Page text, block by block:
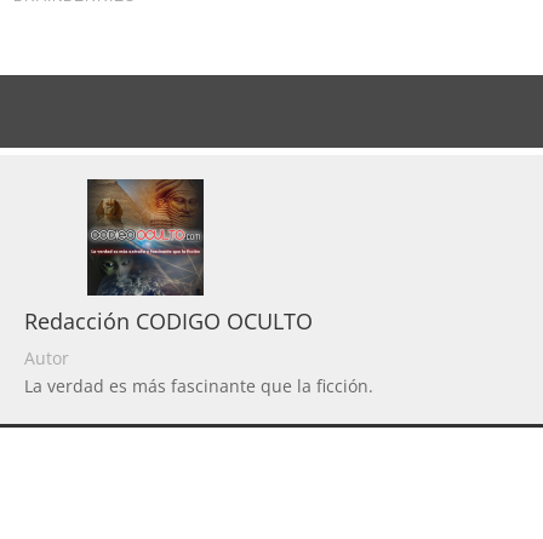
Redacción CODIGO OCULTO
Autor
La verdad es más fascinante que la ficción.